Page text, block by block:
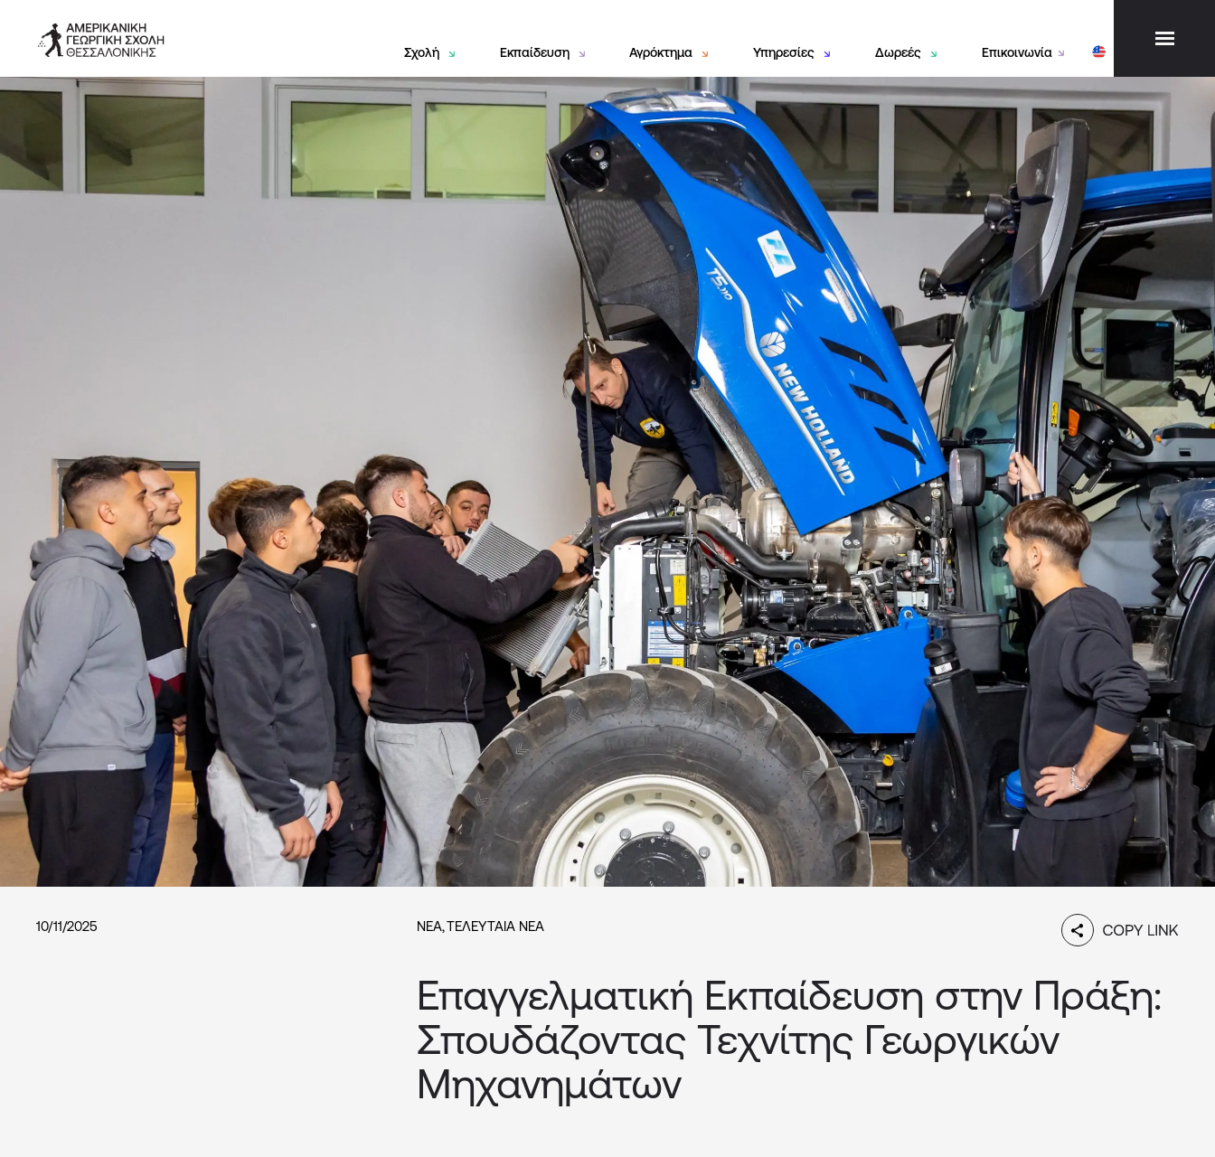
Σχολή
Εισαγωγή
Πολιτικές
Εκπαίδευση
Παιδικός Σταθμός
Νηπιαγωγείο
Δημοτικό Σχολείο
Γυμνάσιο Χασιώτη
Γενικό Λύκειο
Επαγγελματικό Λύκειο
Perrotis College
Εκπαίδευση Ενηλίκων
Αγρόκτημα
Εισαγωγή
Βουστάσιο &
Γαλακτοκομείο
Πτηνοτροφείο
Φυτική Παραγωγή
Προϊόντα ΑΓΣ
Υπηρεσίες
Βιβλιοθήκη
“Δημήτρης &
Αλίκη
Περρωτή”
Λοιπά
Εκπαιδευτικά
Προγράμματα
HUB
Γεωργικές
Εφαρμογές
Κέντρο
Ευρωπαϊκής
Πληροφόρησης
Europe Direct
Γραφείο
Αποφοίτων
Πρατήριο
Τέλεση
Μυστηρίων
Δωρεές
Γιατί να Προσφέρεις
Πεδία Στήριξης
Πώς να μας Στηρίξετε
Εθελοντικές Ομάδες
Επικοινωνία
10/11/2025 ΝΈΑ, ΤΕΛΕΥΤΑΊΑ ΝΈΑ
Επαγγελματική Εκπαίδευση στην Πράξη:
Σπουδάζοντας Τεχνίτης Γεωργικών
Μηχανημάτων